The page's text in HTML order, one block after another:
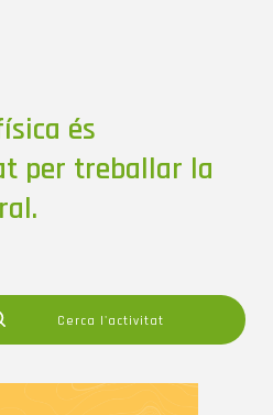
és
per treballar la